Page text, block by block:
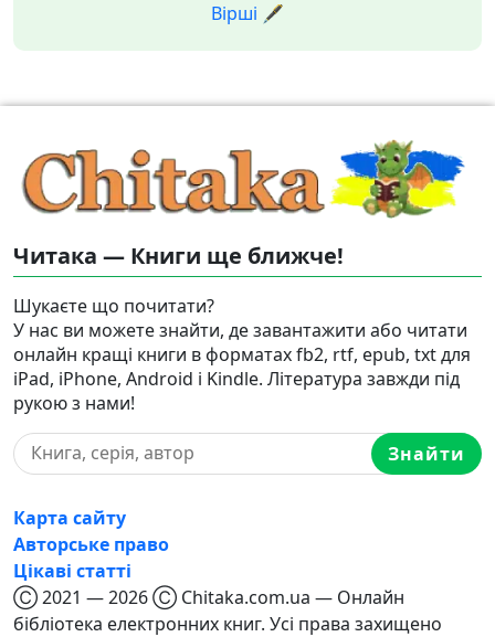
Вірші 🖋️
Читака — Книги ще ближче!
Шукаєте що почитати?
У нас ви можете знайти, де завантажити або читати
онлайн кращі книги в форматах fb2, rtf, epub, txt для
iPad, iPhone, Android і Kindle. Література завжди під
рукою з нами!
Знайти
Карта сайту
Авторське право
Цікаві статті
Ⓒ 2021 — 2026 Ⓒ Chitaka.com.ua — Онлайн
бібліотека електронних книг. Усі права захищено